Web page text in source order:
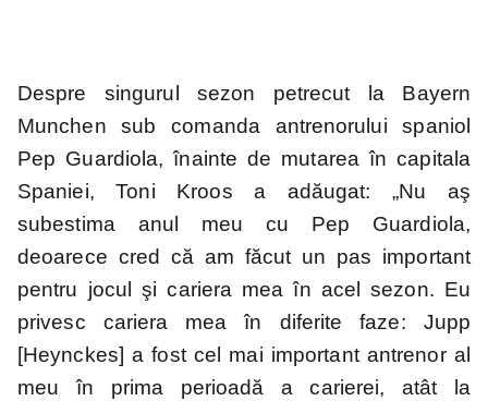
Despre singurul sezon petrecut la Bayern
Munchen sub comanda antrenorului spaniol
Pep Guardiola, înainte de mutarea în capitala
Spaniei, Toni Kroos a adăugat: „Nu aş
subestima anul meu cu Pep Guardiola,
deoarece cred că am făcut un pas important
pentru jocul şi cariera mea în acel sezon. Eu
privesc cariera mea în diferite faze: Jupp
[Heynckes] a fost cel mai important antrenor al
meu în prima perioadă a carierei, atât la